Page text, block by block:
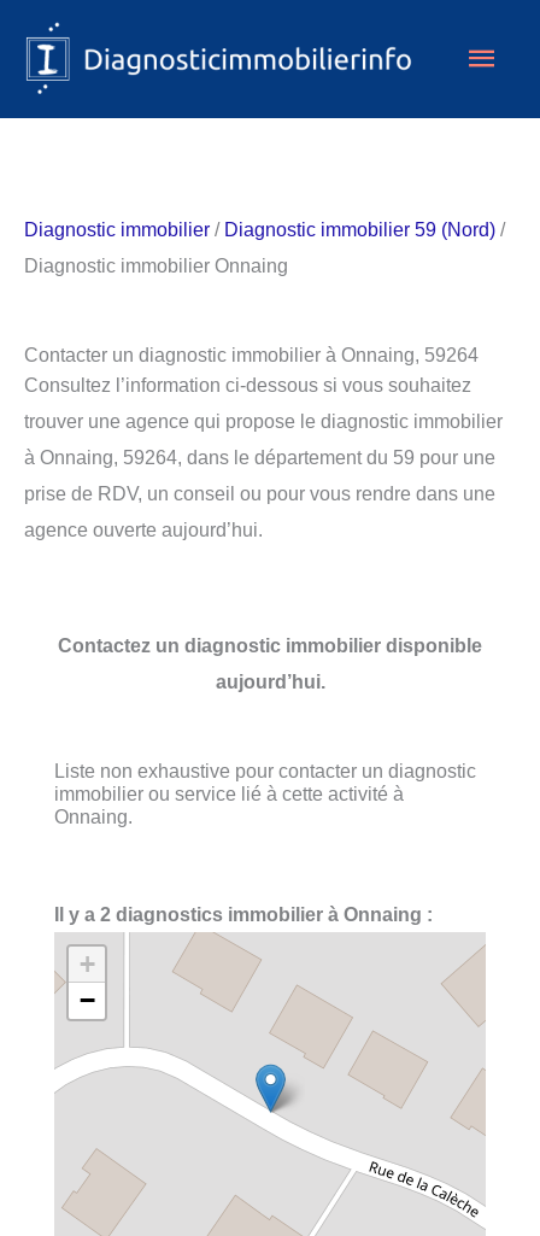
contenu
Diagnostic immobilier / Diagnostic immobilier 59 (Nord) /
Diagnostic immobilier Onnaing
Contacter un diagnostic immobilier à Onnaing, 59264
Consultez l’information ci-dessous si vous souhaitez
trouver une agence qui propose le diagnostic immobilier
à Onnaing, 59264, dans le département du 59 pour une
prise de RDV, un conseil ou pour vous rendre dans une
agence ouverte aujourd’hui.
Contactez un diagnostic immobilier disponible
aujourd’hui.
Liste non exhaustive pour contacter un diagnostic
immobilier ou service lié à cette activité à
Onnaing.
Il y a 2 diagnostics immobilier à Onnaing :
+
−